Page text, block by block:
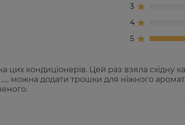
3
4
5
цих кондиціонерів. Цей раз взяла східну
можна додати трошки для ніжного